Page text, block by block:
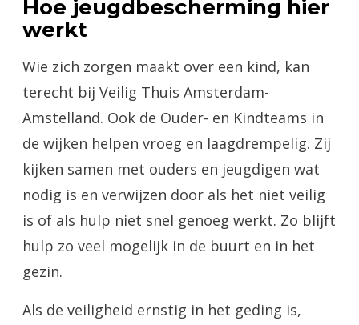
Hoe jeugdbescherming hier
werkt
Wie zich zorgen maakt over een kind, kan
terecht bij Veilig Thuis Amsterdam-
Amstelland. Ook de Ouder- en Kindteams in
de wijken helpen vroeg en laagdrempelig. Zij
kijken samen met ouders en jeugdigen wat
nodig is en verwijzen door als het niet veilig
is of als hulp niet snel genoeg werkt. Zo blijft
hulp zo veel mogelijk in de buurt en in het
gezin.
Als de veiligheid ernstig in het geding is,